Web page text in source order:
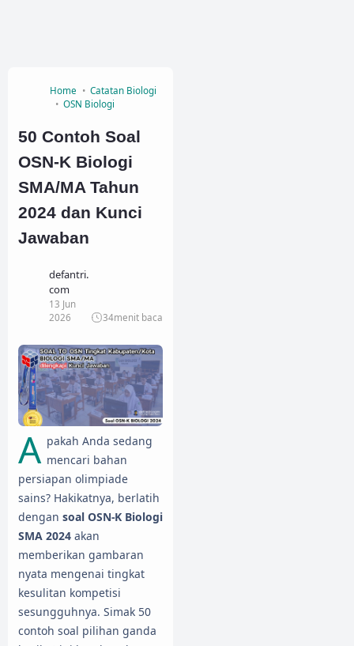
Home
Catatan Biologi
OSN Biologi
50 Contoh Soal
OSN-K Biologi
SMA/MA Tahun
2024 dan Kunci
Jawaban
defantri.
com
13 Jun
2026
34menit baca
A pakah Anda sedang
mencari bahan
persiapan olimpiade
sains? Hakikatnya, berlatih
dengan soal OSN-K Biologi
SMA 2024 akan
memberikan gambaran
nyata mengenai tingkat
kesulitan kompetisi
sesungguhnya. Simak 50
contoh soal pilihan ganda